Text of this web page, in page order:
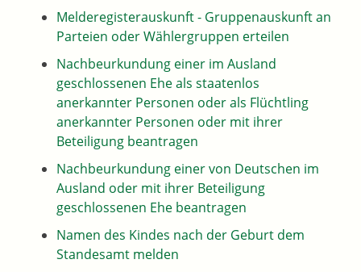
Melderegisterauskunft - Gruppenauskunft an
Parteien oder Wählergruppen erteilen
Nachbeurkundung einer im Ausland
geschlossenen Ehe als staatenlos
anerkannter Personen oder als Flüchtling
anerkannter Personen oder mit ihrer
Beteiligung beantragen
Nachbeurkundung einer von Deutschen im
Ausland oder mit ihrer Beteiligung
geschlossenen Ehe beantragen
Namen des Kindes nach der Geburt dem
Standesamt melden